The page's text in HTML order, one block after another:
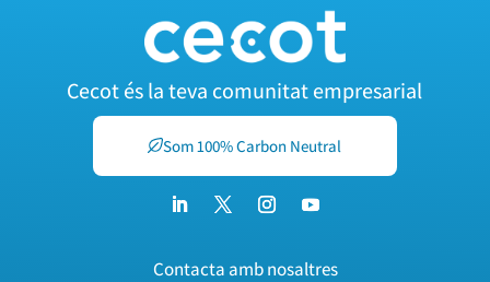
Cecot és la teva comunitat empresarial
Som 100% Carbon Neutral
Contacta amb nosaltres